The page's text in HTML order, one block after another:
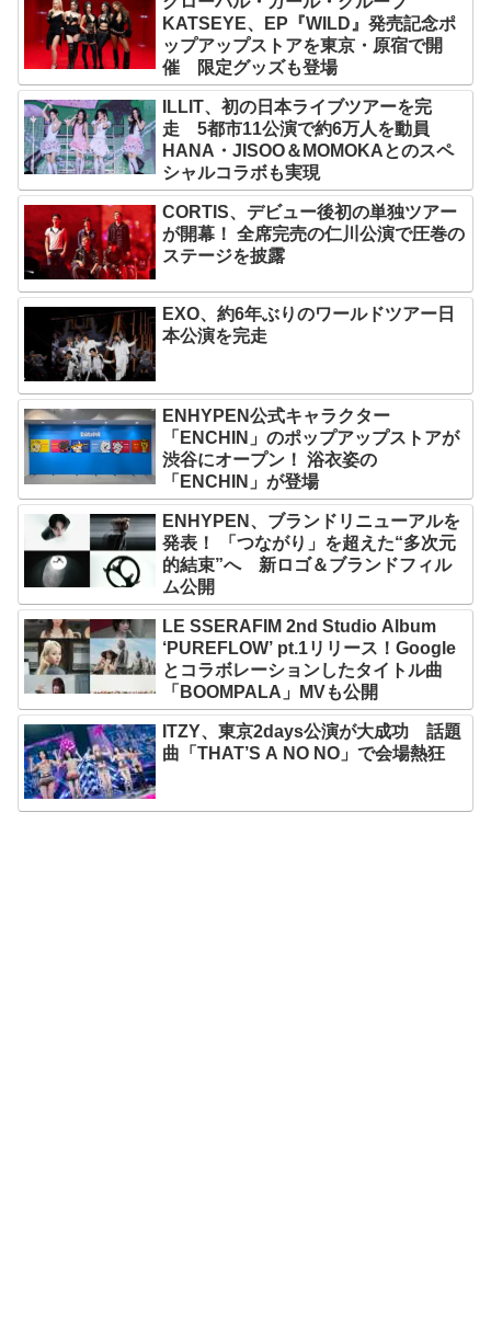
KATSEYE、EP『WILD』発売記念ポ
ップアップストアを東京・原宿で開
催 限定グッズも登場
ILLIT、初の日本ライブツアーを完
走 5都市11公演で約6万人を動員
HANA・JISOO＆MOMOKAとのスペ
シャルコラボも実現
CORTIS、デビュー後初の単独ツアー
が開幕！ 全席完売の仁川公演で圧巻の
ステージを披露
EXO、約6年ぶりのワールドツアー日
本公演を完走
ENHYPEN公式キャラクター
「ENCHIN」のポップアップストアが
渋谷にオープン！ 浴衣姿の
「ENCHIN」が登場
ENHYPEN、ブランドリニューアルを
発表！ 「つながり」を超えた“多次元
的結束”へ 新ロゴ＆ブランドフィル
ム公開
LE SSERAFIM 2nd Studio Album
‘PUREFLOW’ pt.1リリース！Google
とコラボレーションしたタイトル曲
「BOOMPALA」MVも公開
ITZY、東京2days公演が大成功 話題
曲「THAT’S A NO NO」で会場熱狂